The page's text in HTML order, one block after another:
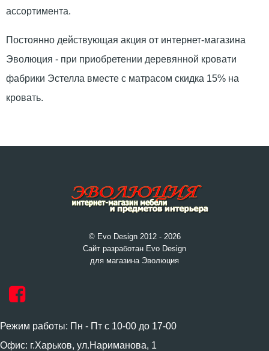
ассортимента.
Постоянно действующая акция от интернет-магазина
Эволюция - при приобретении деревянной кровати
фабрики Эстелла вместе с матрасом скидка 15% на
кровать.
© Evo Design 2012 - 2026
Сайт разработан Evo Design
для магазина Эволюция
Режим работы: Пн - Пт с 10-00 до 17-00
Офис: г.Харьков, ул.Нариманова, 1